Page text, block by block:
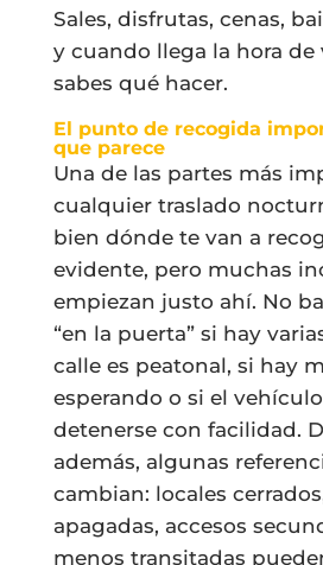
Sales, disfrutas, cenas,
y cuando llega la hora de
sabes qué hacer.
El punto de recogida
que parece
Una de las partes más
cualquier traslado
bien dónde te van a
evidente, pero muchas
empiezan justo ahí. No
“en la puerta” si hay
calle es peatonal, si hay
esperando o si el
detenerse con facilidad.
además, algunas
cambian: locales
apagadas, accesos
menos transitadas